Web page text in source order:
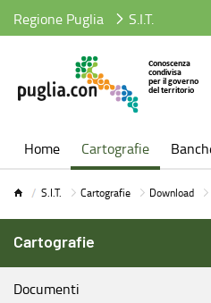
Regione Puglia S.I.T.
Home Cartografie
S.I.T. Cartografie Download
Cartografie
Documenti